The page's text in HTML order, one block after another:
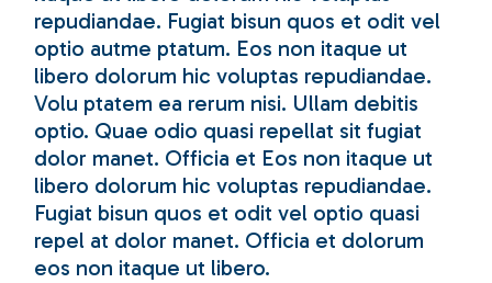
repudiandae. Fugiat bisun quos et odit vel
optio autme ptatum. Eos non itaque ut
libero dolorum hic voluptas repudiandae.
Volu ptatem ea rerum nisi. Ullam debitis
optio. Quae odio quasi repellat sit fugiat
dolor manet. Officia et Eos non itaque ut
libero dolorum hic voluptas repudiandae.
Fugiat bisun quos et odit vel optio quasi
repel at dolor manet. Officia et dolorum
eos non itaque ut libero.